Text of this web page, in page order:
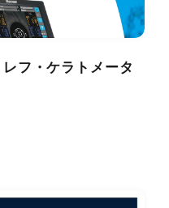
フ・ケラトメータ